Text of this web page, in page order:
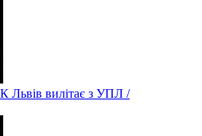
Львів вилітає з УПЛ /